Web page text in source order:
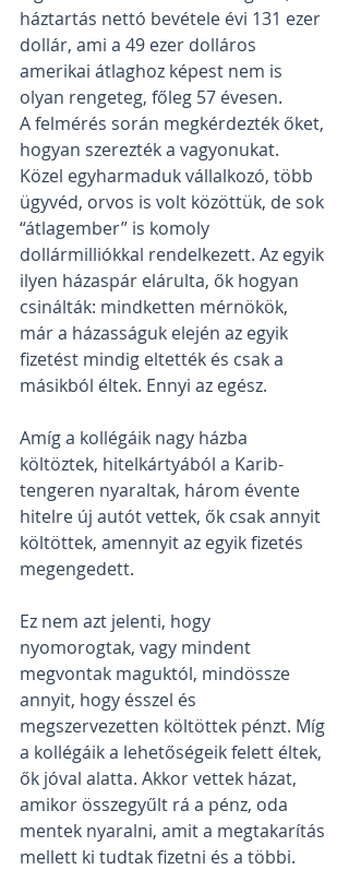
háztartás nettó bevétele évi 131 ezer
dollár, ami a 49 ezer dolláros
amerikai átlaghoz képest nem is
olyan rengeteg, főleg 57 évesen.
A felmérés során megkérdezték őket,
hogyan szerezték a vagyonukat.
Közel egyharmaduk vállalkozó, több
ügyvéd, orvos is volt közöttük, de sok
“átlagember” is komoly
dollármilliókkal rendelkezett. Az egyik
ilyen házaspár elárulta, ők hogyan
csinálták: mindketten mérnökök,
már a házasságuk elején az egyik
fizetést mindig eltették és csak a
másikból éltek. Ennyi az egész.
Amíg a kollégáik nagy házba
költöztek, hitelkártyából a Karib-
tengeren nyaraltak, három évente
hitelre új autót vettek, ők csak annyit
költöttek, amennyit az egyik fizetés
megengedett.
Ez nem azt jelenti, hogy
nyomorogtak, vagy mindent
megvontak maguktól, mindössze
annyit, hogy ésszel és
megszervezetten költöttek pénzt. Míg
a kollégáik a lehetőségeik felett éltek,
ők jóval alatta. Akkor vettek házat,
amikor összegyűlt rá a pénz, oda
mentek nyaralni, amit a megtakarítás
mellett ki tudtak fizetni és a többi.